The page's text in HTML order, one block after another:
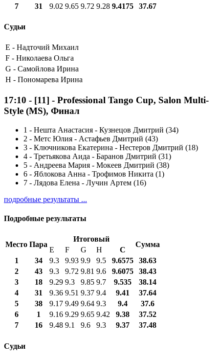
7
31 9.02 9.65 9.72 9.28 9.4175 37.67
Судьи
E - Надточий Михаил
F - Николаева Ольга
G - Самойлова Ирина
H - Пономарева Ирина
17:10 - [11] - Professional Tango Cup, Salon Multi-
Style (MS), Финал
1 - Нешта Анастасия - Кузнецов Дмитрий (34)
2 - Метс Юлия - Астафьев Дмитрий (43)
3 - Ключникова Екатерина - Нестеров Дмитрий (18)
4 - Третьякова Аида - Баранов Дмитрий (31)
5 - Андреева Мария - Мокеев Дмитрий (38)
6 - Яблокова Анна - Трофимов Никита (1)
7 - Лядова Елена - Лучин Артем (16)
подробные результаты ...
Подробные результаты
Место Пара
Итоговый
Сумма
E F G H
С
1
34 9.3 9.93 9.9 9.5 9.6575
38.63
2
43 9.3 9.72 9.81 9.6 9.6075
38.43
3
18 9.29 9.3 9.85 9.7 9.535
38.14
4
31 9.36 9.51 9.37 9.4 9.41
37.64
5
38 9.17 9.49 9.64 9.3 9.4
37.6
6
1 9.16 9.29 9.65 9.42 9.38
37.52
7
16 9.48 9.1 9.6 9.3 9.37 37.48
Судьи